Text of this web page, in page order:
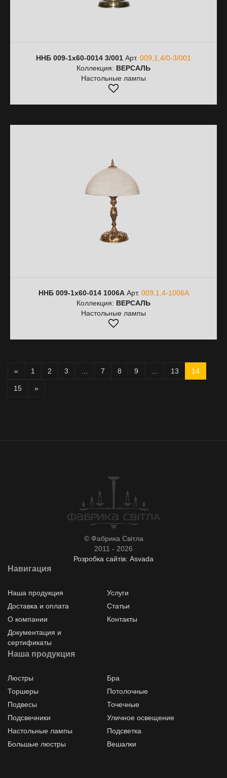
ННБ 009-1х60-0014 3/001 Арт. 009,1,4/0-3/001
Коллекция: ВЕРСАЛЬ
Настольные лампы
ННБ 009-1х60-014 1006AАрт. 009,1,4-1006A
Коллекция: ВЕРСАЛЬ
Настольные лампы
« 1 2 3 7 8 9 13 14
15 »
© Фабрика Світла
2011 - 2026
Розробка сайтів: Asvada
Навигация
Наша продукция
Услуги
Доставка и оплата
Статьи
О компании
Контакты
Документация и
сертификаты
Наша продукция
Люстры
Бра
Торшеры
Потолочные
Подвесы
Точечные
Подсвечники
Уличное освещение
Настольные лампы
Подсветка
Большые люстры
Вешалки